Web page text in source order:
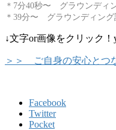
＊7分40秒〜 グラウンディ
＊39分〜 グラウンディング
↓文字or画像をクリック！
＞＞ ご自身の安心とつ
Facebook
Twitter
Pocket